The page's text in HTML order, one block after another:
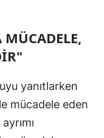
Osmaniye
yanıtlarken
mücadele eden